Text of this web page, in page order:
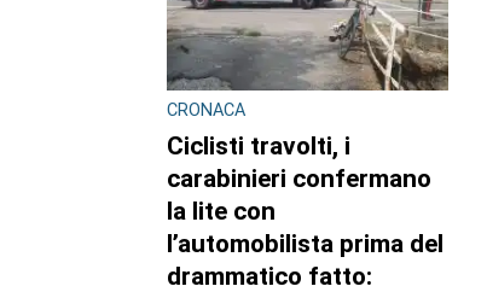
CRONACA
Ciclisti travolti, i
carabinieri confermano
la lite con
l’automobilista prima del
drammatico fatto: